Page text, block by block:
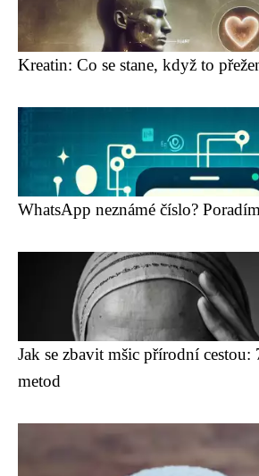
Kreatin: Co se stane, když to
WhatsApp neznámé číslo?
Jak se zbavit mšic přírodní cestou:
metod